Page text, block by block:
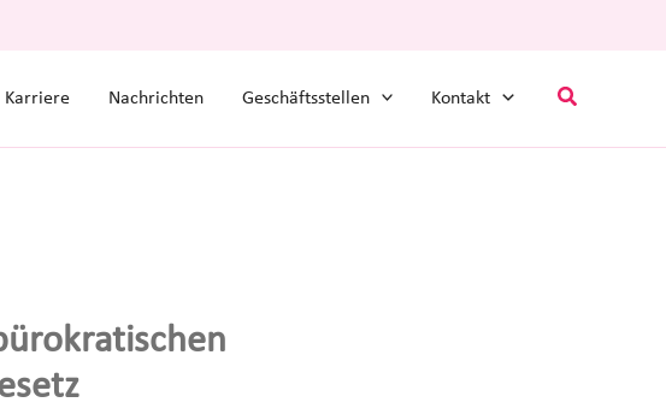
Karriere Nachrichten Geschäftsstellen Kontakt Suchen